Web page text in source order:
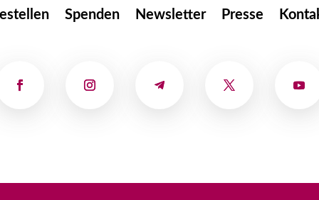
Spenden Newsletter Presse